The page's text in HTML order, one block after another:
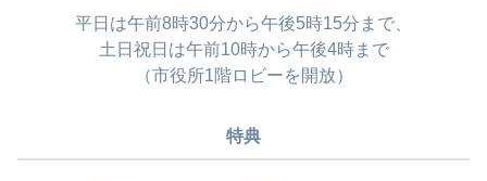
平日は午前8時30分から午後5時15分まで、
土日祝日は午前10時から午後4時まで
（市役所1階ロビーを開放）
特典